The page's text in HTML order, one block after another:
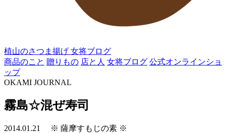
植山のさつま揚げ 女将ブログ
商品のこと 贈りもの 店と人 女将ブログ 公式オンラインショ
ップ
OKAMI JOURNAL
霧島☆混ぜ寿司
2014.01.21 ※ 薩摩すもじの素 ※